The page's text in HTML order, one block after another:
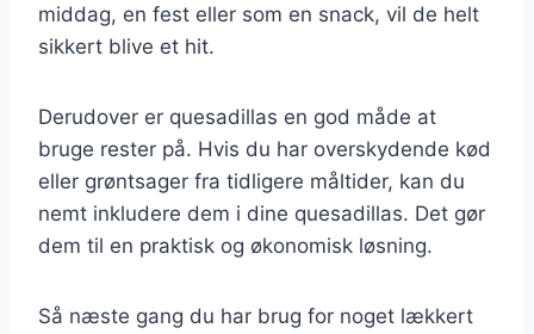
middag, en fest eller som en snack, vil de helt
sikkert blive et hit.
Derudover er quesadillas en god måde at
bruge rester på. Hvis du har overskydende kød
eller grøntsager fra tidligere måltider, kan du
nemt inkludere dem i dine quesadillas. Det gør
dem til en praktisk og økonomisk løsning.
Så næste gang du har brug for noget lækkert